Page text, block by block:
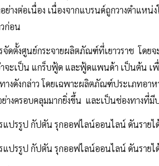
างต่อเนื่อง เนื่องจากแบรนด์ถูกวางตำแห
ก่อน
ดตั้งศูนย์กระจายผลิตภัณฑ์ที่เยาวราช โดย
จะเป็น แกร็บฟู้ด และฟู้ดแพนด้า เป็นต้น เ
งดังกล่าว โดยเฉพาะผลิตภัณฑ์ประเภทอา
ย่างครอบคลุมมากยิ่งขึ้น และเป็นช่องทางที่